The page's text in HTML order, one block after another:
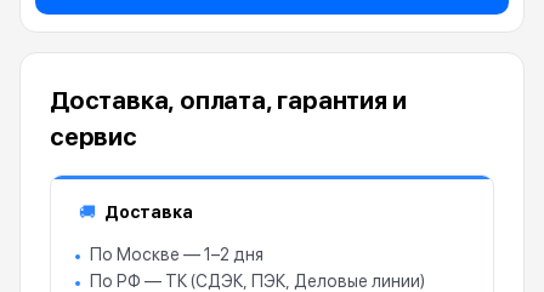
Доставка, оплата, гарантия и
сервис
🚚 Доставка
По Москве — 1–2 дня
По РФ — ТК (СДЭК, ПЭК, Деловые линии)